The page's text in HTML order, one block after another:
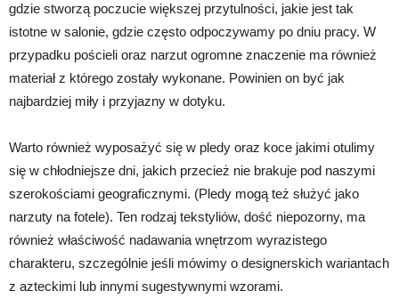
gdzie stworzą poczucie większej przytulności, jakie jest tak
istotne w salonie, gdzie często odpoczywamy po dniu pracy. W
przypadku pościeli oraz narzut ogromne znaczenie ma również
materiał z którego zostały wykonane. Powinien on być jak
najbardziej miły i przyjazny w dotyku.
Warto również wyposażyć się w pledy oraz koce jakimi otulimy
się w chłodniejsze dni, jakich przecież nie brakuje pod naszymi
szerokościami geograficznymi. (Pledy mogą też służyć jako
narzuty na fotele). Ten rodzaj tekstyliów, dość niepozorny, ma
również właściwość nadawania wnętrzom wyrazistego
charakteru, szczególnie jeśli mówimy o designerskich wariantach
z azteckimi lub innymi sugestywnymi wzorami.